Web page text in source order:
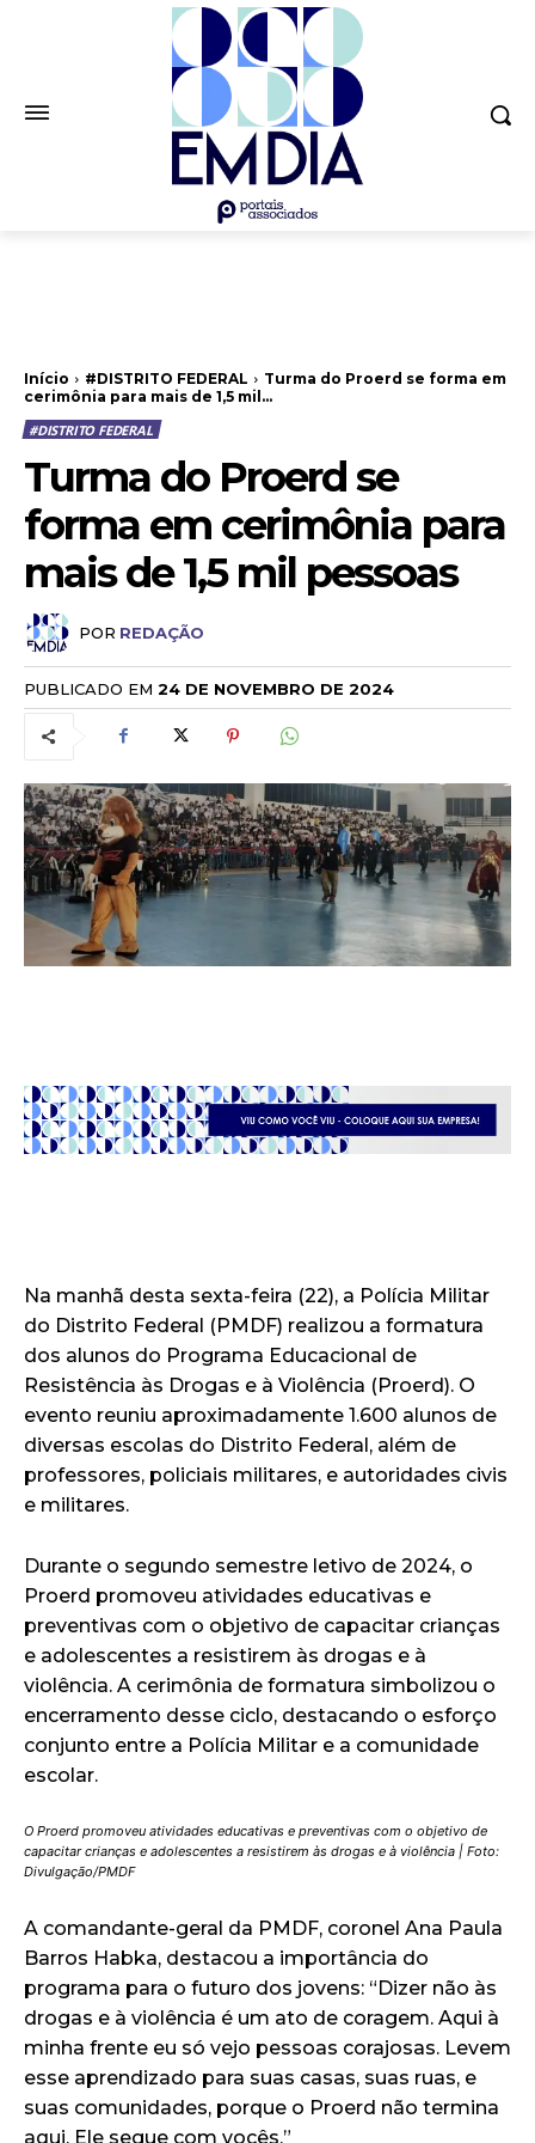
Início #DISTRITO FEDERAL
Turma do Proerd se forma em
cerimônia para mais de 1,5 mil...
#DISTRITO FEDERAL
Turma do Proerd se
forma em cerimônia para
mais de 1,5 mil pessoas
POR REDAÇÃO
PUBLICADO EM 24 DE NOVEMBRO DE 2024
Na manhã desta sexta-feira (22), a Polícia Militar
do Distrito Federal (PMDF) realizou a formatura
dos alunos do Programa Educacional de
Resistência às Drogas e à Violência (Proerd). O
evento reuniu aproximadamente 1.600 alunos de
diversas escolas do Distrito Federal, além de
professores, policiais militares, e autoridades civis
e militares.
Durante o segundo semestre letivo de 2024, o
Proerd promoveu atividades educativas e
preventivas com o objetivo de capacitar crianças
e adolescentes a resistirem às drogas e à
violência. A cerimônia de formatura simbolizou o
encerramento desse ciclo, destacando o esforço
conjunto entre a Polícia Militar e a comunidade
escolar.
O Proerd promoveu atividades educativas e preventivas com o objetivo de
capacitar crianças e adolescentes a resistirem às drogas e à violência | Foto:
Divulgação/PMDF
A comandante-geral da PMDF, coronel Ana Paula
Barros Habka, destacou a importância do
programa para o futuro dos jovens: “Dizer não às
drogas e à violência é um ato de coragem. Aqui à
minha frente eu só vejo pessoas corajosas. Levem
esse aprendizado para suas casas, suas ruas, e
suas comunidades, porque o Proerd não termina
aqui. Ele segue com vocês.”